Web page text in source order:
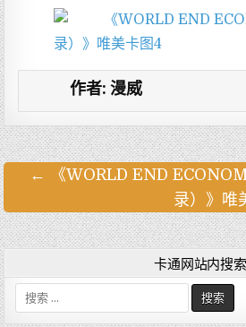
作者: 漫威
章
导
← 《WORLD END
录）》唯
卡通网站内搜索
搜
索